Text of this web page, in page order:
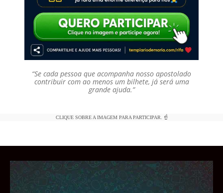
“Se cada pessoa que acompanha nosso apostolado
contribuir com ao menos um bilhete, já será uma
grande ajuda.”
CLIQUE SOBRE A IMAGEM PARA PARTICIPAR. ☝️